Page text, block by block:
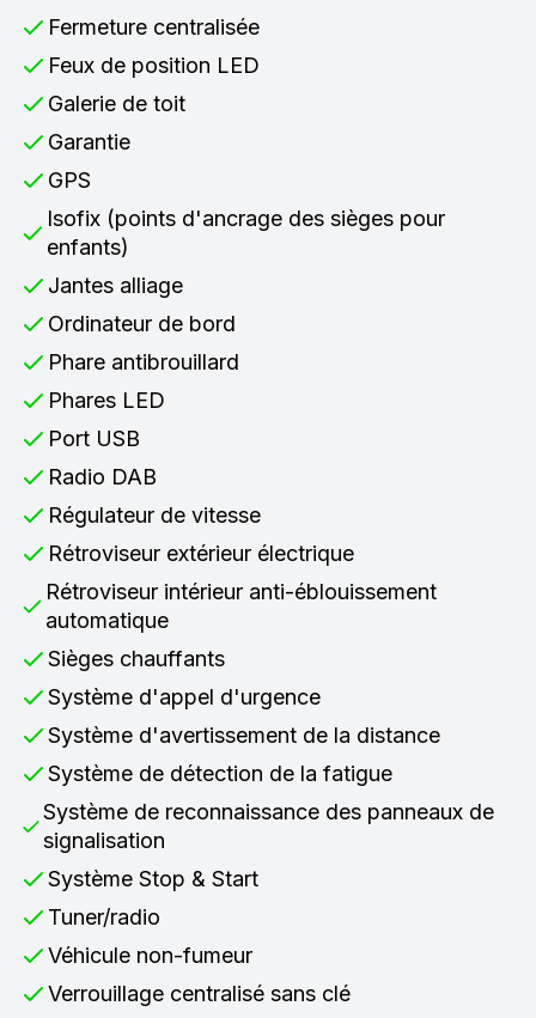
Fermeture centralisée
Feux de position LED
Galerie de toit
Garantie
GPS
Isofix (points d'ancrage des sièges pour
enfants)
Jantes alliage
Ordinateur de bord
Phare antibrouillard
Phares LED
Port USB
Radio DAB
Régulateur de vitesse
Rétroviseur extérieur électrique
Rétroviseur intérieur anti-éblouissement
automatique
Sièges chauffants
Système d'appel d'urgence
Système d'avertissement de la distance
Système de détection de la fatigue
Système de reconnaissance des panneaux de
signalisation
Système Stop & Start
Tuner/radio
Véhicule non-fumeur
Verrouillage centralisé sans clé